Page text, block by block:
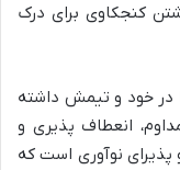
کنجکاوی برای درک
در خود و تیمش داشته
انعطاف پذیری و
پذیرای نوآوری است که